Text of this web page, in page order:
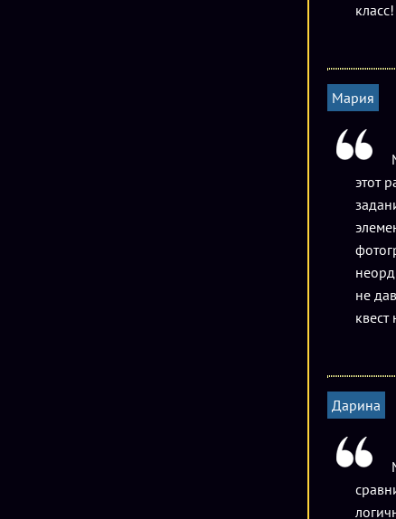
Мария
этот
не
Дарина